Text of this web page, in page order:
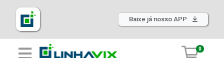
Baixe já nosso APP
0